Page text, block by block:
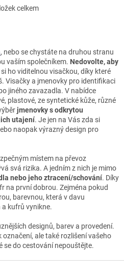
O
d
a
c
í
p
r
v
k
y
p
i
s
u
celkem
, nebo se chystáte na druhou stranu
vaším společníkem. Nedovolte, aby
ho viditelnou visačkou, díky které
Visačky a jmenovky pro identifikaci
jiného zavazadla. V nabídce
plastové, ze syntetické kůže, různé
jmenovky s odkrytou
utajení. Je jen na Vás zda si
naopak výrazný design pro
místem na převoz
svá rizika. A jedním z nich je mimo
nebo jeho ztracení/schování. Díky
na první dobrou. Zejména pokud
barevnou, která v davu
kufrů vynikne.
designů, barev a provedení.
označení, ale také rozlišení vašeho
se do cestování nepouštějte.